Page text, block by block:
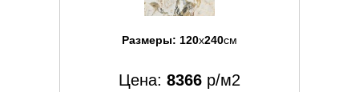
Размеры: 120x240см
Цена: 8366 р/м2